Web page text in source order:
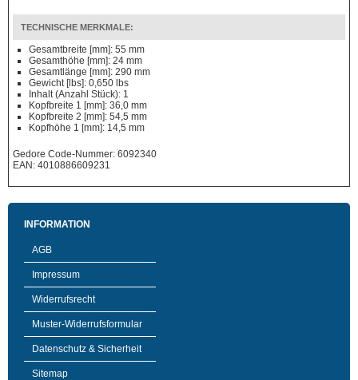
TECHNISCHE MERKMALE:
Gesamtbreite [mm]: 55 mm
Gesamthöhe [mm]: 24 mm
Gesamtlänge [mm]: 290 mm
Gewicht [lbs]: 0,650 lbs
Inhalt (Anzahl Stück): 1
Kopfbreite 1 [mm]: 36,0 mm
Kopfbreite 2 [mm]: 54,5 mm
Kopfhöhe 1 [mm]: 14,5 mm
Gedore Code-Nummer: 6092340
EAN: 4010886609231
INFORMATION
AGB
Impressum
Widerrufsrecht
Muster-Widerrufsformular
Datenschutz & Sicherheit
Sitemap